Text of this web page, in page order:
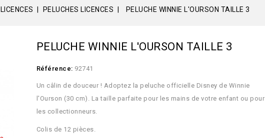
LICENCES PELUCHES LICENCES PELUCHE WINNIE L'OURSON TAILLE 3
PELUCHE WINNIE L'OURSON TAILLE 3
Référence: 92741
Un câlin de douceur ! Adoptez la peluche officielle Disney de Winnie
l'Ourson (30 cm). La taille parfaite pour les mains de votre enfant ou pour
les collectionneurs.
Colis de 12 pièces.